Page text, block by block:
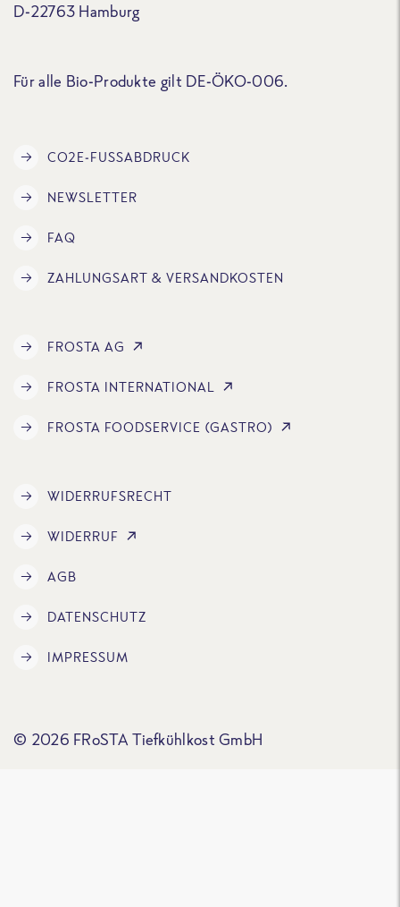
D-22763 Hamburg
Für alle Bio-Produkte gilt DE-ÖKO-006.
CO2E-FUSSABDRUCK
NEWSLETTER
FAQ
ZAHLUNGSART & VERSANDKOSTEN
FROSTA AG
FROSTA INTERNATIONAL
FROSTA FOODSERVICE (GASTRO)
WIDERRUFSRECHT
WIDERRUF
AGB
DATENSCHUTZ
IMPRESSUM
© 2026 FRoSTA Tiefkühlkost GmbH